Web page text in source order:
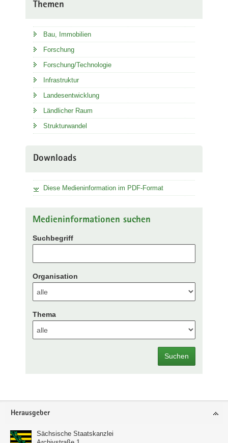
Themen
Bau, Immobilien
Forschung
Forschung/Technologie
Infrastruktur
Landesentwicklung
Ländlicher Raum
Strukturwandel
Downloads
Diese Medieninformation im PDF-Format
Medieninformationen suchen
Suchbegriff
Organisation
Thema
Suchen
Footer-
Herausgeber
Sächsische Staatskanzlei